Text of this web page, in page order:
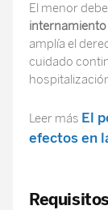
El menor
amplía el
cuidado
Leer más El
efectos en